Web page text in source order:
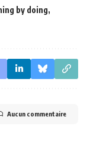
by doing
Aucun commentaire